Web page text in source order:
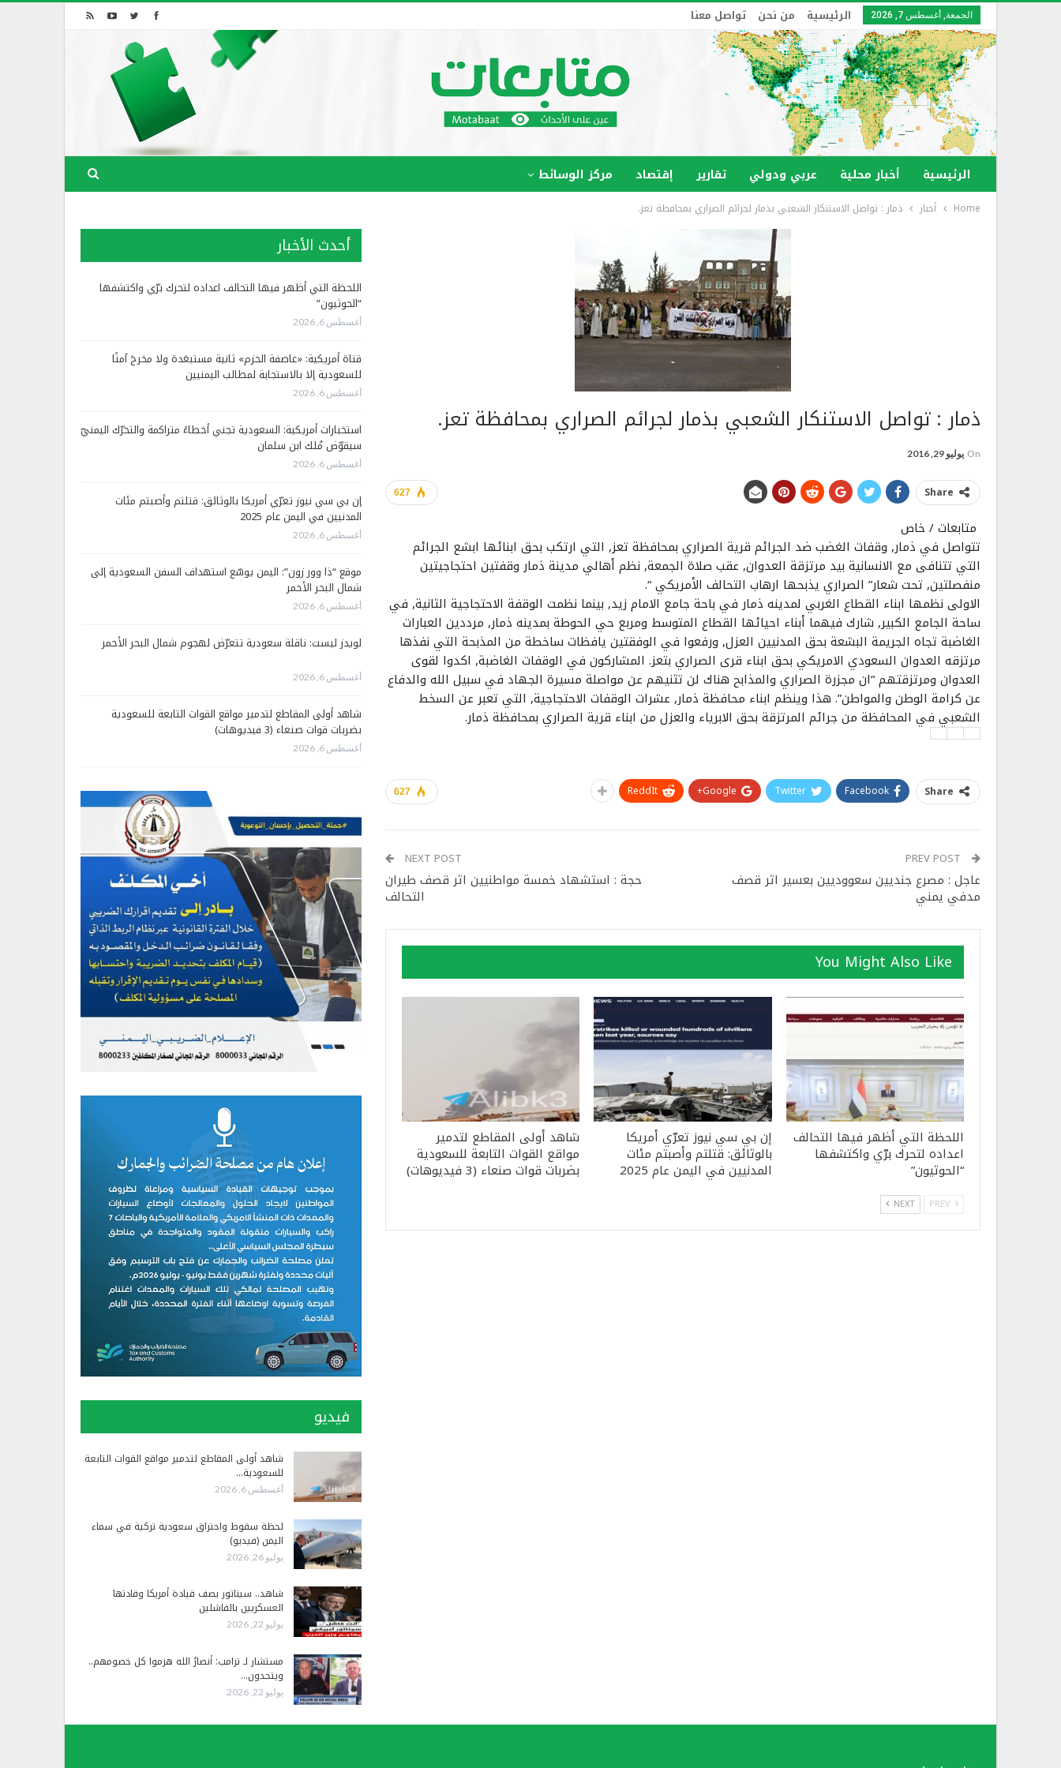
الجمعة, أغسطس 7, 2026 الرئيسية من نحن تواصل معنا
الرئيسية أخبار محلية عربي ودولي تقارير إقتصاد مركز الوسائط
Home أخبار ذمار : تواصل الاستنكار الشعبي بذمار لجرائم الصراري بمحافظة تعز.
ذمار : تواصل الاستنكار الشعبي بذمار لجرائم الصراري بمحافظة تعز.
On يوليو 29, 2016
627 Share
متابعات / خاص
تتواصل في ذمار, وقفات الغضب ضد الجرائم قرية الصراري بمحافظة تعز, التي ارتكب بحق ابنائها ابشع الجرائم
التي تتنافى مع الانسانية بيد مرتزقة العدوان, عقب صلاة الجمعة, نظم أهالي مدينة ذمار وقفتين احتجاجيتين
منفصلتين, تحت شعار” الصراري يذبحها ارهاب التحالف الأمريكي “.
الاولى نظمها ابناﺀ القطاع الغربي لمدينه ذمار في باحة جامع الامام زيد, بينما نظمت الوقفة الاحتجاجية الثانية, في
ساحة الجامع الكبير, شارك فيهما أبناء احيائها القطاع المتوسط ومربع حي الحوطة بمدينه ذمار, مرددين العبارات
الغاضبة تجاه الجريمة البشعة بحق المدنيين العزل, ورفعوا في الوفقتين يافظات ساخطة من المذبحة التي نفذها
مرتزقه العدوان السعودي الامريكي بحق ابناﺀ قرى الصراري بتعز. المشاركون في الوقفات الغاضبة, اكدوا لقوى
العدوان ومرتزقتهم “ان مجزرة الصراري والمذابح هناك لن تثنيهم عن مواصلة مسيرة الجهاد في سبيل الله والدفاع
عن كرامة الوطن والمواطن”. هذا وينظم ابناء محافظة ذمار, عشرات الوقفات الاحتجاجية, التي تعبر عن السخط
الشعبي في المحافظة من جرائم المرتزقة بحق الابرياء والعزل من ابناء قرية الصراري بمحافظة ذمار.
627 Share
Facebook
Twitter
Google+
ReddIt
عاجل : مصرع جنديين سعووديين بعسير اثر قصف
مدفي يمني
NEXT POST
حجة : استشهاد خمسة مواطنيين اثر قصف طيران
التحالف
You Might Also Like
اللحظة التي أظهر فيها التحالف
اعداده لتحرك برّي واكتشفها
“الحوثيون”
إن بي سي نيوز تعرّي أمريكا
بالوثائق: قتلتم وأصبتم مئات
المدنيين في اليمن عام 2025
شاهد أولى المقاطع لتدمير
مواقع القوات التابعة للسعودية
بضربات قوات صنعاء (3 فيديوهات)
NEXT
أحدث الأخبار
اللحظة التي أظهر فيها التحالف اعداده لتحرك برّي واكتشفها
“الحوثيون”
أغسطس 6, 2026
قناة أمريكية: «عاصفة الحزم» ثانية مستبعَدة ولا مخرجَ آمنًا
للسعودية إلا بالاستجابة لمطالب اليمنيين
أغسطس 6, 2026
استخبارات أمريكية: السعودية تجني أخطاءً متراكمة والتحرّك اليمنيّ
سيقوّض مُلك ابن سلمان
أغسطس 6, 2026
إن بي سي نيوز تعرّي أمريكا بالوثائق: قتلتم وأصبتم مئات
المدنيين في اليمن عام 2025
أغسطس 6, 2026
موقع “ذا وور زون”: اليمن يوسّع استهداف السفن السعودية إلى
شمال البحر الأحمر
أغسطس 6, 2026
لويدز ليست: ناقلة سعودية تتعرّض لهجوم شمال البحر الأحمر
أغسطس 6, 2026
شاهد أولى المقاطع لتدمير مواقع القوات التابعة للسعودية
بضربات قوات صنعاء (3 فيديوهات)
أغسطس 6, 2026
فيديو
شاهد أولى المقاطع لتدمير مواقع القوات التابعة
للسعودية…
أغسطس 6, 2026
لحظة سقوط واحتراق سعودية تركية في سماء
اليمن (فيديو)
يوليو 26, 2026
شاهد.. سيناتور يصف قيادة أمريكا وقادتها
العسكريين بالفاشلين
يوليو 22, 2026
مستشار لـ ترامب: أنصارُ الله هزموا كل خصومهم..
ويتحدون…
يوليو 22, 2026